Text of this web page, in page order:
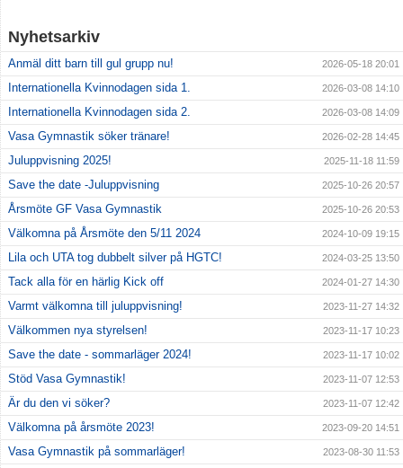
Tränare
Nyhetsarkiv
Anmäl ditt barn till gul grupp nu! 2026-05-18 20:01
Internationella Kvinnodagen sida 1. 2026-03-08 14:10
Internationella Kvinnodagen sida 2. 2026-03-08 14:09
Vasa Gymnastik söker tränare! 2026-02-28 14:45
Juluppvisning 2025! 2025-11-18 11:59
Save the date -Juluppvisning 2025-10-26 20:57
Årsmöte GF Vasa Gymnastik 2025-10-26 20:53
Välkomna på Årsmöte den 5/11 2024 2024-10-09 19:15
Lila och UTA tog dubbelt silver på HGTC! 2024-03-25 13:50
Tack alla för en härlig Kick off 2024-01-27 14:30
Varmt välkomna till juluppvisning! 2023-11-27 14:32
Välkommen nya styrelsen! 2023-11-17 10:23
Save the date - sommarläger 2024! 2023-11-17 10:02
Stöd Vasa Gymnastik! 2023-11-07 12:53
Är du den vi söker? 2023-11-07 12:42
Välkomna på årsmöte 2023! 2023-09-20 14:51
Vasa Gymnastik på sommarläger! 2023-08-30 11:53